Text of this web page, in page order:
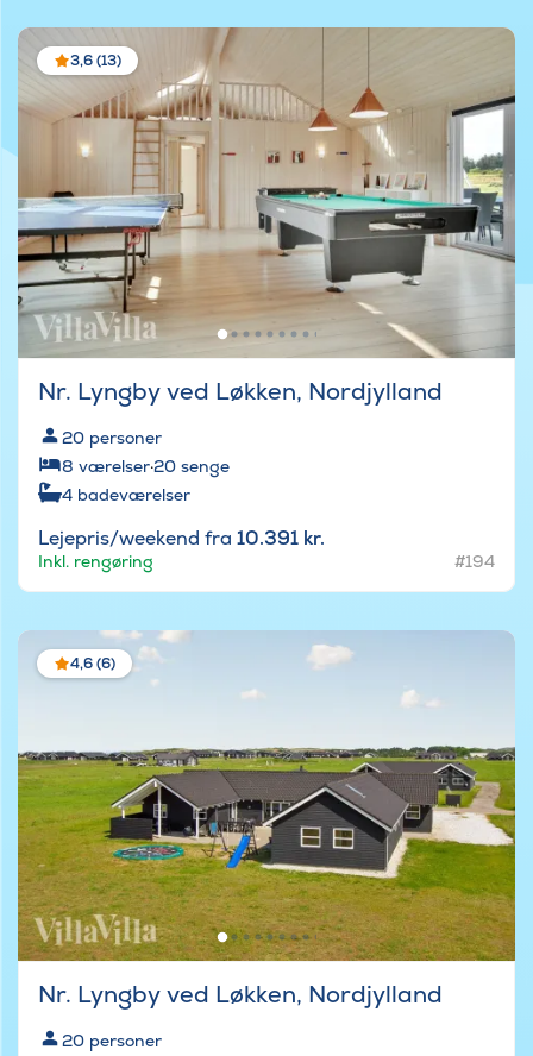
3,6 (13)
Nr. Lyngby ved Løkken, Nordjylland
20 personer
8 værelser·20 senge
4 badeværelser
Lejepris/weekend fra 10.391 kr.
Inkl. rengøring #194
4,6 (6)
Nr. Lyngby ved Løkken, Nordjylland
20 personer